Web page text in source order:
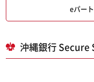
eパー
沖縄銀行